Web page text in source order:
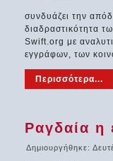
συνδυάζει την
διαδραστικότητα
Swift.org με
εγγράφων, των
Περισσότερα...
Ραγδαία
Δημιουργήθηκε: